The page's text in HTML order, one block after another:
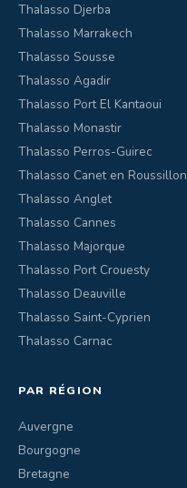
Thalasso Djerba
Thalasso Marrakech
Thalasso Sousse
Thalasso Agadir
Thalasso Port El Kantaoui
Thalasso Monastir
Thalasso Perros-Guirec
Thalasso Canet en Roussillon
Thalasso Anglet
Thalasso Cannes
Thalasso Majorque
Thalasso Port Crouesty
Thalasso Deauville
Thalasso Saint-Cyprien
Thalasso Carnac
PAR RÉGION
Auvergne
Bourgogne
Bretagne